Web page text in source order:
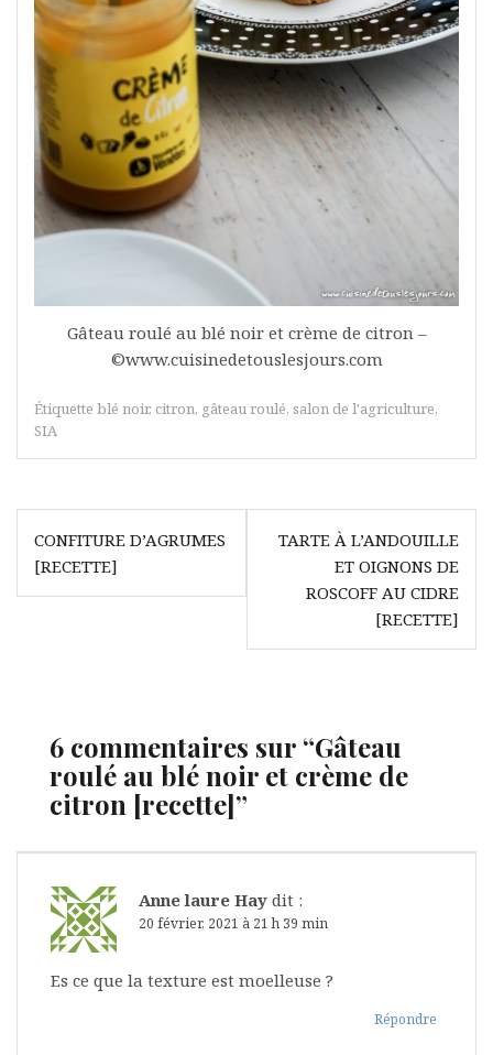
Gâteau roulé au blé noir et crème de citron –
©www.cuisinedetouslesjours.com
Étiquette blé noir, citron, gâteau roulé, salon de l'agriculture,
SIA
Navigation
de
l’article
CONFITURE D’AGRUMES
[RECETTE]
TARTE À L’ANDOUILLE
ET OIGNONS DE
ROSCOFF AU CIDRE
[RECETTE]
6 commentaires sur “Gâteau
roulé au blé noir et crème de
citron [recette]”
Anne laure Hay dit :
20 février, 2021 à 21 h 39 min
Es ce que la texture est moelleuse ?
Répondre